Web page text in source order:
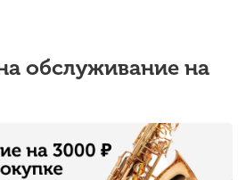
обслуживание на